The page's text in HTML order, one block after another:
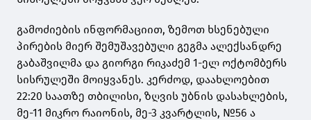
გამოძიების ინფორმაციით, ზემოთ ხსენებული
პირების მიერ შემუშავებული გეგმა ალექსანდრე
გაბაშვილმა და გიორგი რიკაძემ 1-ელ ოქტომბერს
სისრულეში მოიყვანეს. კერძოდ, დაახლოებით
22:20 საათზე თბილისი, ზღვის უბნის დასახლების,
მე-11 მიკრო რაიონის, მე-3 კვარტლის, №56 ა